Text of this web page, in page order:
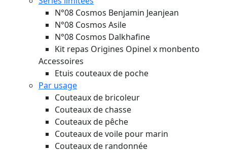
N°08 Cosmos Benjamin Jeanjean
N°08 Cosmos Asile
N°08 Cosmos Dalkhafine
Kit repas Origines Opinel x monbento
Accessoires
Etuis couteaux de poche
Par usage
Couteaux de bricoleur
Couteaux de chasse
Couteaux de pêche
Couteaux de voile pour marin
Couteaux de randonnée